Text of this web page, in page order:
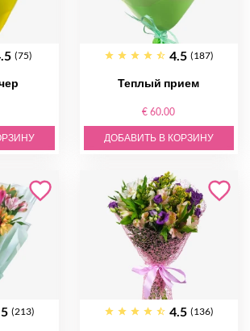
(75) 4.5 (187)
Теплый прием
€ 60.00
ДОБАВИТЬ В КОРЗИНУ
(213) 4.5 (136)